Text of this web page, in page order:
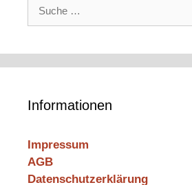
Informationen
Impressum
AGB
Datenschutzerklärung